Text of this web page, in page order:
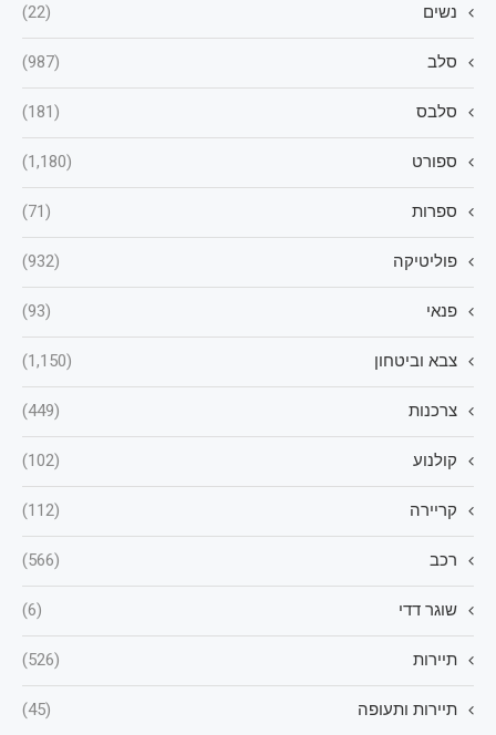
נשים (22)
סלב (987)
סלבס (181)
ספורט (1,180)
ספרות (71)
פוליטיקה (932)
פנאי (93)
צבא וביטחון (1,150)
צרכנות (449)
קולנוע (102)
קריירה (112)
רכב (566)
שוגר דדי (6)
תיירות (526)
תיירות ותעופה (45)